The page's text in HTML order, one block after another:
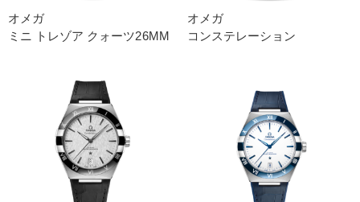
オメガ
ミニ トレゾ ア クォーツ26MM
オメガ
コンステレーション